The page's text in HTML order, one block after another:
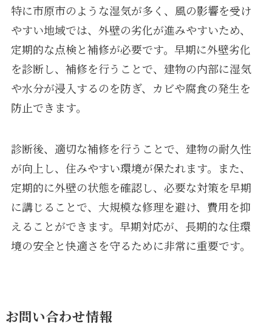
特に市原市のような湿気が多く、風の影響を受け
やすい地域では、外壁の劣化が進みやすいため、
定期的な点検と補修が必要です。早期に外壁劣化
を診断し、補修を行うことで、建物の内部に湿気
や水分が浸入するのを防ぎ、カビや腐食の発生を
防止できます。
診断後、適切な補修を行うことで、建物の耐久性
が向上し、住みやすい環境が保たれます。また、
定期的に外壁の状態を確認し、必要な対策を早期
に講じることで、大規模な修理を避け、費用を抑
えることができます。早期対応が、長期的な住環
境の安全と快適さを守るために非常に重要です。
お問い合わせ情報